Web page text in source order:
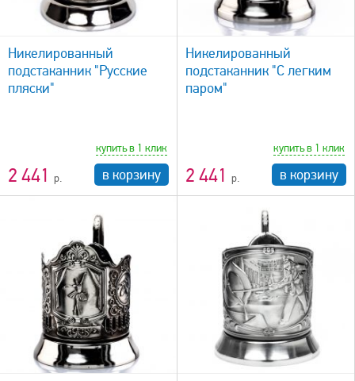
Никелированный
подстаканник "Русские
пляски"
2 441
купить в 1 клик
в корзину
быстрый просмотр
Никелированный
подстаканник "С легким
паром"
2 441
купить в 1 клик
в корзину
быстрый просмотр